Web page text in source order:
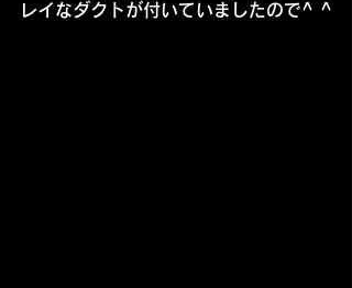
レイなダクトが付いていましたので^ ^